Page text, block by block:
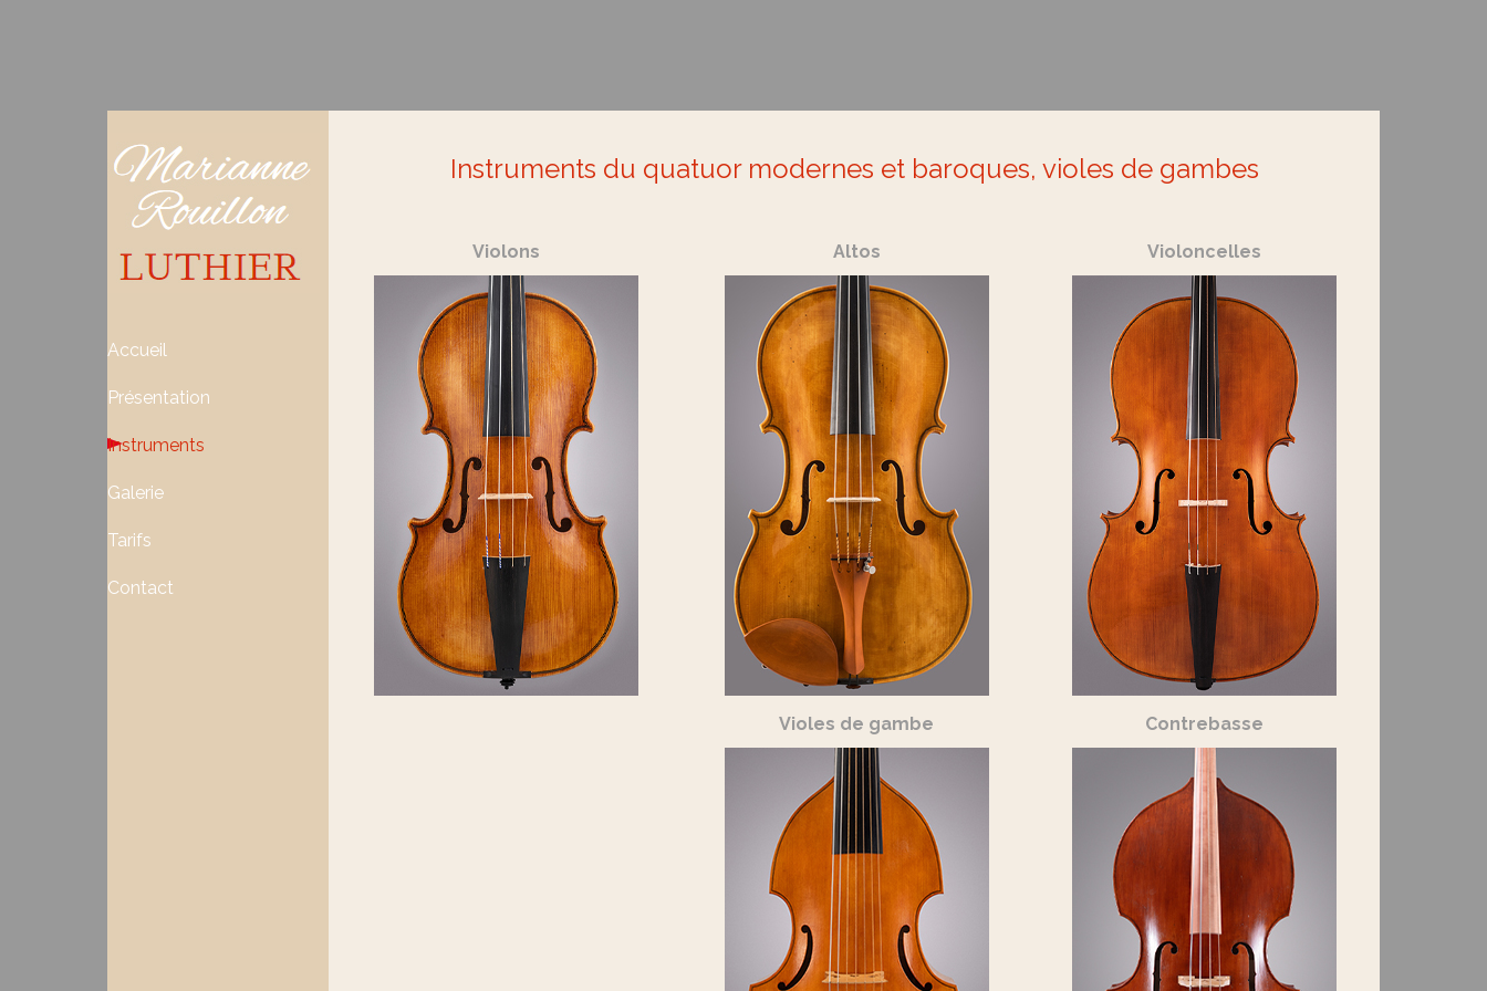
Accueil
Présentation
Instruments
Galerie
Tarifs
Contact
Instruments du quatuor modernes et baroques, violes de gambes
Violons Altos Violoncelles
Violes de gambe Contrebasse